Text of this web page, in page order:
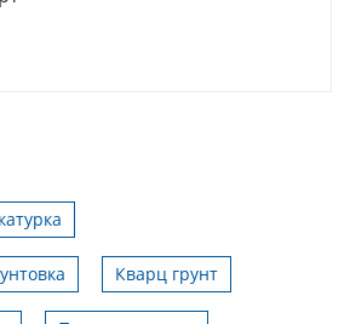
Кварц грунт